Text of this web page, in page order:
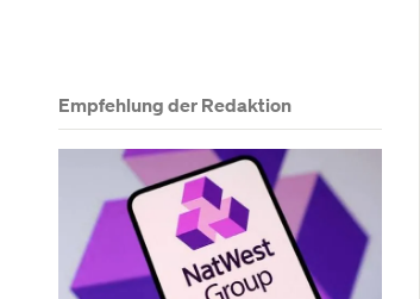
Empfehlung der Redaktion